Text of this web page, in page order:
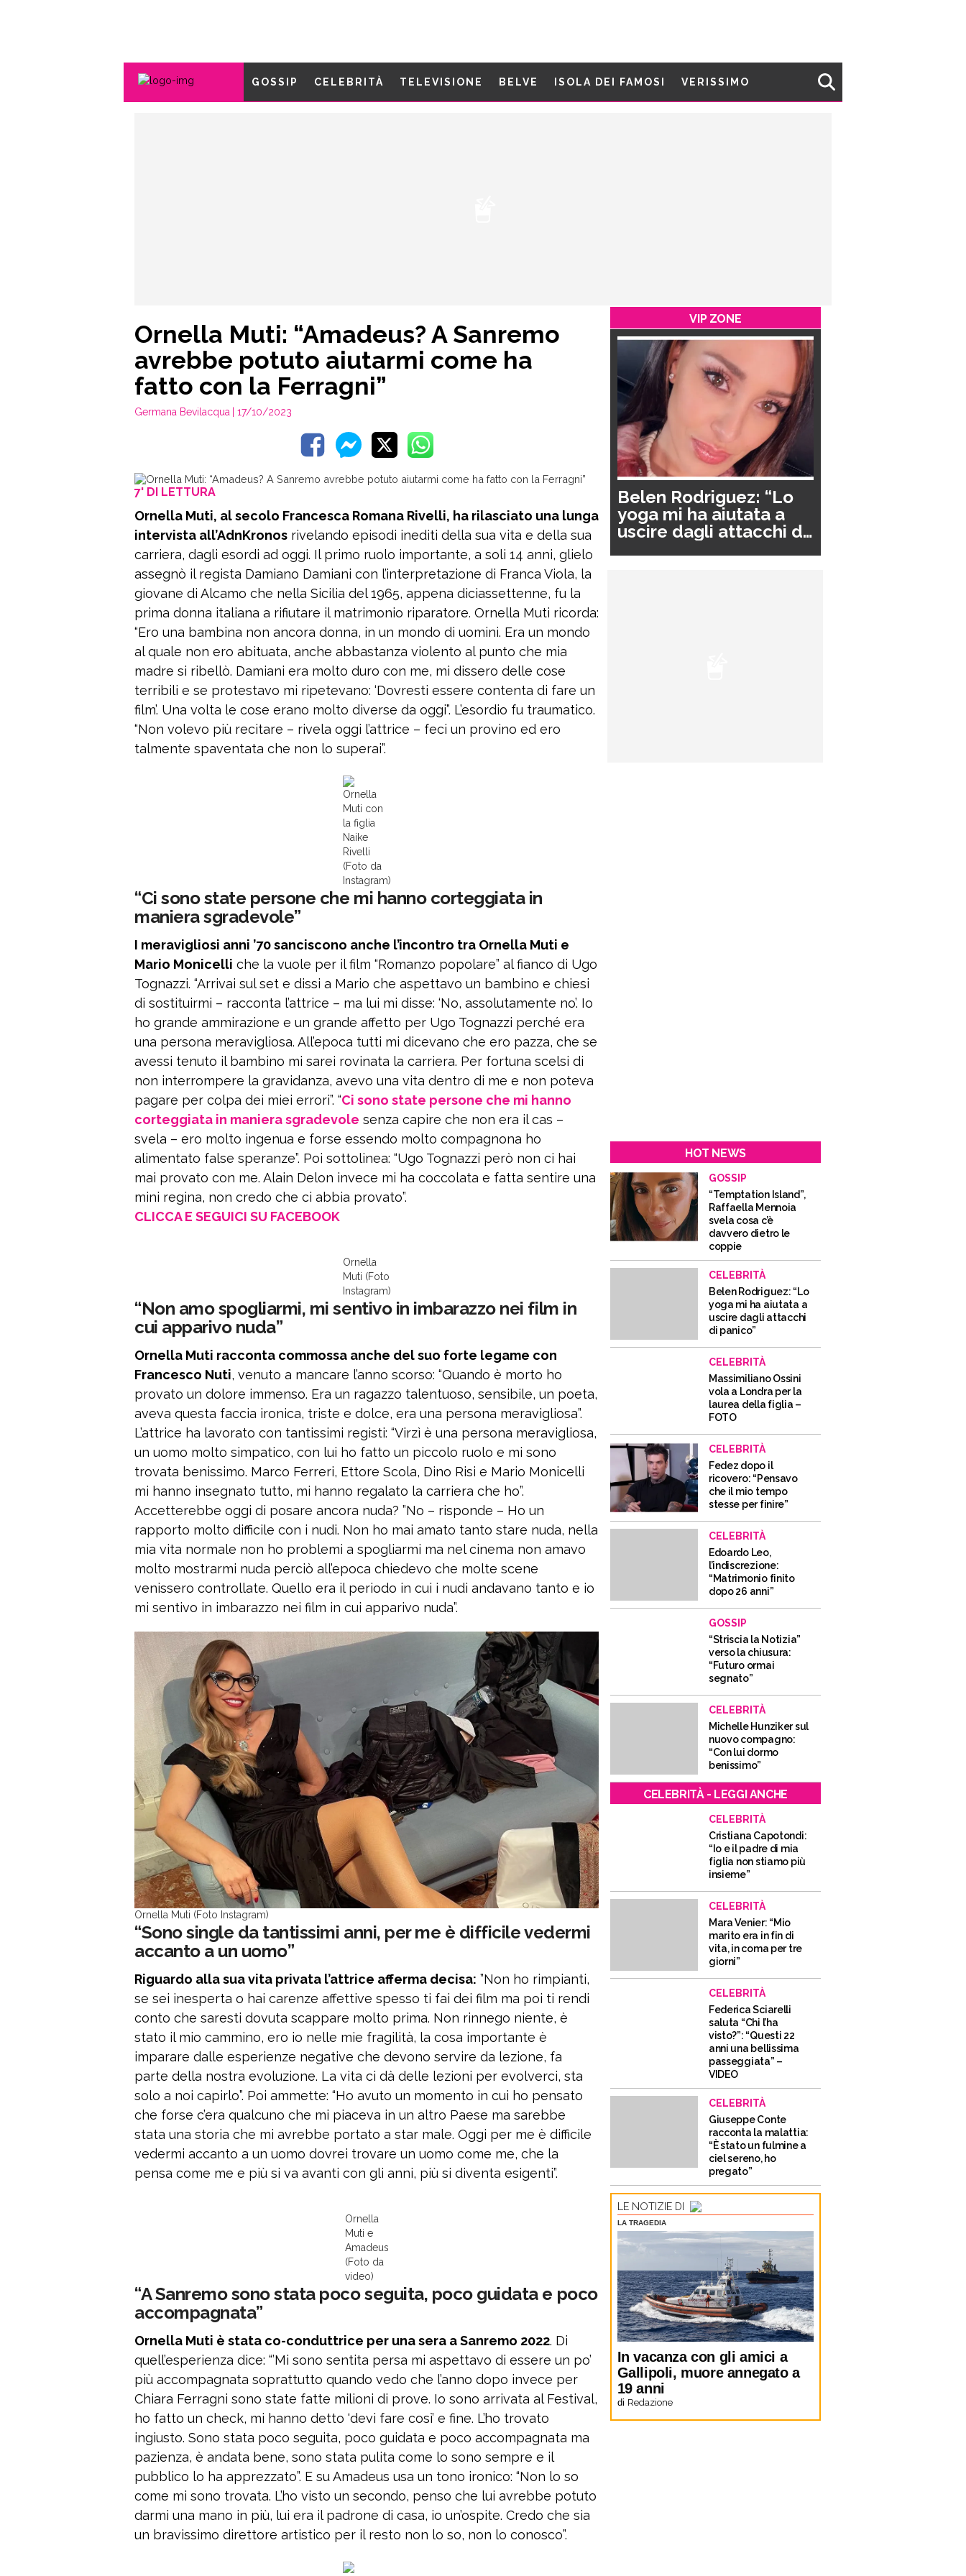
GOSSIP CELEBRITÀ TELEVISIONE BELVE ISOLA DEI FAMOSI VERISSIMO
Ornella Muti: “Amadeus? A Sanremo
avrebbe potuto aiutarmi come ha
fatto con la Ferragni”
Germana Bevilacqua | 17/10/2023
7' DI LETTURA
Ornella Muti, al secolo Francesca Romana Rivelli, ha rilasciato una lunga
intervista all’AdnKronos rivelando episodi inediti della sua vita e della sua
carriera, dagli esordi ad oggi. Il primo ruolo importante, a soli 14 anni, glielo
assegnò il regista Damiano Damiani con l’interpretazione di Franca Viola, la
giovane di Alcamo che nella Sicilia del 1965, appena diciassettenne, fu la
prima donna italiana a rifiutare il matrimonio riparatore. Ornella Muti ricorda:
“Ero una bambina non ancora donna, in un mondo di uomini. Era un mondo
al quale non ero abituata, anche abbastanza violento al punto che mia
madre si ribellò. Damiani era molto duro con me, mi dissero delle cose
terribili e se protestavo mi ripetevano: ‘Dovresti essere contenta di fare un
film’. Una volta le cose erano molto diverse da oggi”. L’esordio fu traumatico.
“Non volevo più recitare – rivela oggi l’attrice – feci un provino ed ero
talmente spaventata che non lo superai”.
Ornella
Muti con
la figlia
Naike
Rivelli
(Foto da
Instagram)
“Ci sono state persone che mi hanno corteggiata in
maniera sgradevole”
I meravigliosi anni ’70 sanciscono anche l’incontro tra Ornella Muti e
Mario Monicelli che la vuole per il film “Romanzo popolare” al fianco di Ugo
Tognazzi. “Arrivai sul set e dissi a Mario che aspettavo un bambino e chiesi
di sostituirmi – racconta l’attrice – ma lui mi disse: ‘No, assolutamente no’. Io
ho grande ammirazione e un grande affetto per Ugo Tognazzi perché era
una persona meravigliosa. All’epoca tutti mi dicevano che ero pazza, che se
avessi tenuto il bambino mi sarei rovinata la carriera. Per fortuna scelsi di
non interrompere la gravidanza, avevo una vita dentro di me e non poteva
pagare per colpa dei miei errori”. “Ci sono state persone che mi hanno
corteggiata in maniera sgradevole senza capire che non era il cas –
svela – ero molto ingenua e forse essendo molto compagnona ho
alimentato false speranze”. Poi sottolinea: “Ugo Tognazzi però non ci hai
mai provato con me. Alain Delon invece mi ha coccolata e fatta sentire una
mini regina, non credo che ci abbia provato”.
CLICCA E SEGUICI SU FACEBOOK
Ornella
Muti (Foto
Instagram)
“Non amo spogliarmi, mi sentivo in imbarazzo nei film in
cui apparivo nuda”
Ornella Muti racconta commossa anche del suo forte legame con
Francesco Nuti, venuto a mancare l’anno scorso: “Quando è morto ho
provato un dolore immenso. Era un ragazzo talentuoso, sensibile, un poeta,
aveva questa faccia ironica, triste e dolce, era una persona meravigliosa”.
L’attrice ha lavorato con tantissimi registi: “Virzì è una persona meravigliosa,
un uomo molto simpatico, con lui ho fatto un piccolo ruolo e mi sono
trovata benissimo. Marco Ferreri, Ettore Scola, Dino Risi e Mario Monicelli
mi hanno insegnato tutto, mi hanno regalato la carriera che ho”.
Accetterebbe oggi di posare ancora nuda? ”No – risponde – Ho un
rapporto molto difficile con i nudi. Non ho mai amato tanto stare nuda, nella
mia vita normale non ho problemi a spogliarmi ma nel cinema non amavo
molto mostrarmi nuda perciò all’epoca chiedevo che molte scene
venissero controllate. Quello era il periodo in cui i nudi andavano tanto e io
mi sentivo in imbarazzo nei film in cui apparivo nuda”.
Ornella Muti (Foto Instagram)
“Sono single da tantissimi anni, per me è difficile vedermi
accanto a un uomo”
Riguardo alla sua vita privata l’attrice afferma decisa: ”Non ho rimpianti,
se sei inesperta o hai carenze affettive spesso ti fai dei film ma poi ti rendi
conto che saresti dovuta scappare molto prima. Non rinnego niente, è
stato il mio cammino, ero io nelle mie fragilità, la cosa importante è
imparare dalle esperienze negative che devono servire da lezione, fa
parte della nostra evoluzione. La vita ci dà delle lezioni per evolverci, sta
solo a noi capirlo”. Poi ammette: “Ho avuto un momento in cui ho pensato
che forse c’era qualcuno che mi piaceva in un altro Paese ma sarebbe
stata una storia che mi avrebbe portato a star male. Oggi per me è difficile
vedermi accanto a un uomo dovrei trovare un uomo come me, che la
pensa come me e più si va avanti con gli anni, più si diventa esigenti”.
Ornella
Muti e
Amadeus
(Foto da
video)
“A Sanremo sono stata poco seguita, poco guidata e poco
accompagnata”
Ornella Muti è stata co-conduttrice per una sera a Sanremo 2022. Di
quell’esperienza dice: “’Mi sono sentita persa mi aspettavo di essere un po’
più accompagnata soprattutto quando vedo che l’anno dopo invece per
Chiara Ferragni sono state fatte milioni di prove. Io sono arrivata al Festival,
ho fatto un check, mi hanno detto ‘devi fare così’ e fine. L’ho trovato
ingiusto. Sono stata poco seguita, poco guidata e poco accompagnata ma
pazienza, è andata bene, sono stata pulita come lo sono sempre e il
pubblico lo ha apprezzato”. E su Amadeus usa un tono ironico: “Non lo so
come mi sono trovata. L’ho visto un secondo, penso che lui avrebbe potuto
darmi una mano in più, lui era il padrone di casa, io un’ospite. Credo che sia
un bravissimo direttore artistico per il resto non lo so, non lo conosco”.
VIP ZONE
Belen Rodriguez: “Lo
yoga mi ha aiutata a
uscire dagli attacchi di
HOT NEWS
GOSSIP
“Temptation Island”,
Raffaella Mennoia
svela cosa c’è
davvero dietro le
coppie
CELEBRITÀ
Belen Rodriguez: “Lo
yoga mi ha aiutata a
uscire dagli attacchi
di panico”
CELEBRITÀ
Massimiliano Ossini
vola a Londra per la
laurea della figlia –
FOTO
CELEBRITÀ
Fedez dopo il
ricovero: “Pensavo
che il mio tempo
stesse per finire”
CELEBRITÀ
Edoardo Leo,
l’indiscrezione:
“Matrimonio finito
dopo 26 anni”
GOSSIP
“Striscia la Notizia”
verso la chiusura:
“Futuro ormai
segnato”
CELEBRITÀ
Michelle Hunziker sul
nuovo compagno:
“Con lui dormo
benissimo”
CELEBRITÀ - LEGGI ANCHE
CELEBRITÀ
Cristiana Capotondi:
“Io e il padre di mia
figlia non stiamo più
insieme”
CELEBRITÀ
Mara Venier: “Mio
marito era in fin di
vita, in coma per tre
giorni”
CELEBRITÀ
Federica Sciarelli
saluta “Chi l’ha
visto?”: “Questi 22
anni una bellissima
passeggiata” –
VIDEO
CELEBRITÀ
Giuseppe Conte
racconta la malattia:
“È stato un fulmine a
ciel sereno, ho
pregato”
LE NOTIZIE DI
LA TRAGEDIA
In vacanza con gli amici a
Gallipoli, muore annegato a
19 anni
di Redazione